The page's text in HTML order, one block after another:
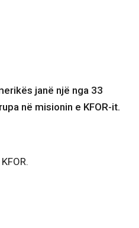
janë një nga 33
në misionin e KFOR-it.